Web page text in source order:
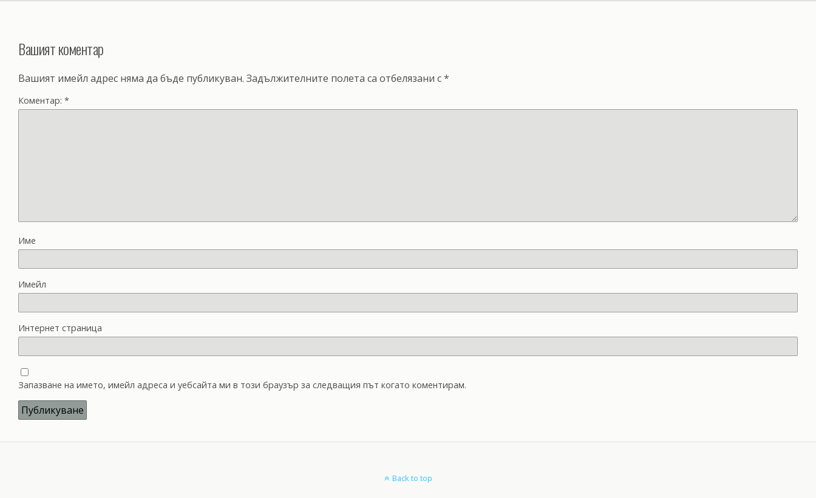
Вашият коментар
Вашият имейл адрес няма да бъде публикуван. Задължителните полета са отбелязани с*
Коментар: *
Име
Имейл
Интернет страница
Запазване на името, имейл адреса и уебсайта ми в този браузър за следващия път когато коментирам.
Back to top